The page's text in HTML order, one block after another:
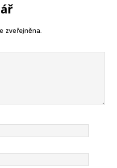
zveřejněna.